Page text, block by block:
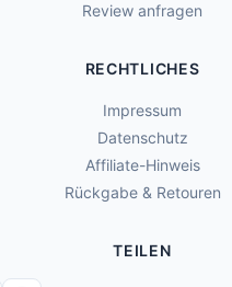
Review anfragen
RECHTLICHES
Impressum
Datenschutz
Affiliate-Hinweis
Rückgabe & Retouren
TEILEN